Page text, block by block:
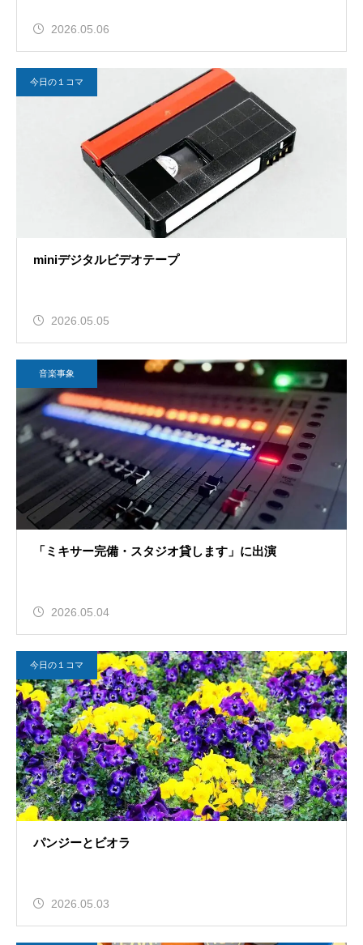
2026.05.06
今日の１コマ
miniデジタルビデオテープ
2026.05.05
音楽事象
「ミキサー完備・スタジオ貸します」に出演
2026.05.04
今日の１コマ
パンジーとビオラ
2026.05.03